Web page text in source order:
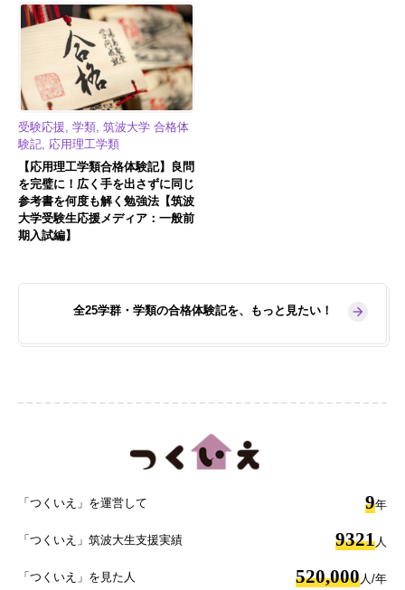
受験応援, 学類, 筑波大学 合格体
験記, 応用理工学類
【応用理工学類合格体験記】良問
を完璧に！広く手を出さずに同じ
参考書を何度も解く勉強法【筑波
大学受験生応援メディア：一般前
期入試編】
全25学群・学類の合格体験記を、もっと見たい！
「つくいえ」を運営して 9年
「つくいえ」筑波大生支援実績 9321人
「つくいえ」を見た人 520,000人/年